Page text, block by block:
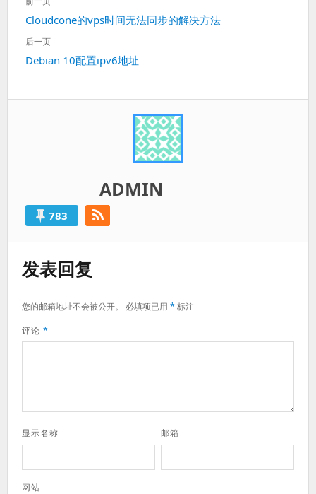
章
导
航
上
一
篇：
Cloudcone的vps时间无法同步的解决方法
后一页
下
Debian 10配置ipv6地址
ADMIN
783
发表回复
您的邮箱地址不会被公开。 必填项已用 *标注
评论 *
显示名称 邮箱
网站